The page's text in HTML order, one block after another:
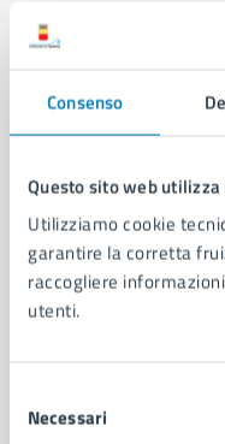
Consenso
Questo sito web utilizza
Utilizziamo cookie
garantire la corretta
raccogliere
utenti.
delNecessari
Comune di
AMMINISTRAZIONE
Aree amministrative
Organi di governo
Municipalità
Uffici
Documenti e dati